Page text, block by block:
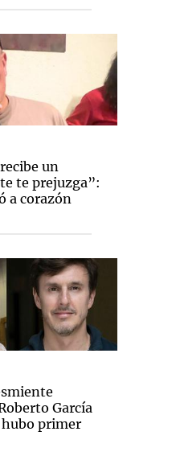
un
te prejuzga”:
a corazón
García
primer